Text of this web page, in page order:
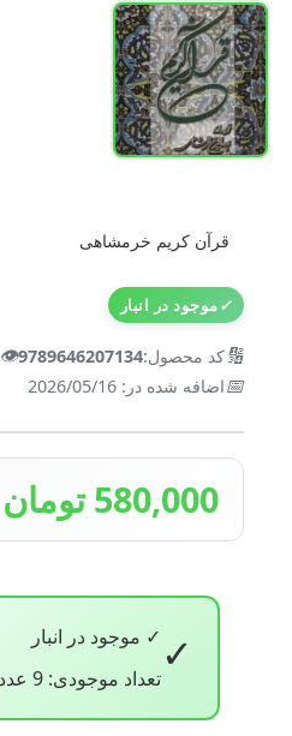
قرآن کریم خرمشاهی
✓موجود در انبار
🔢کد محصول:9789646207134
👁️
📅اضافه شده در: 2026/05/16
580,000 تومان
✓ ✓ موجود در انبار
تعداد موجودی: 9 عدد